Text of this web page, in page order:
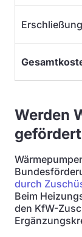
Werden
durch
Beim
den KfW-